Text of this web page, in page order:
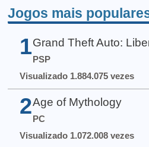
Jogos mais
1 Grand Theft Auto:
PSP
Visualizado 1.884.075 vezes
2 Age of Mythology
PC
Visualizado 1.072.008 vezes